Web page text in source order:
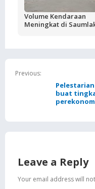
Volume Kendaraan
Meningkat di
Previous:
buat
Leave a Reply
Your email address will